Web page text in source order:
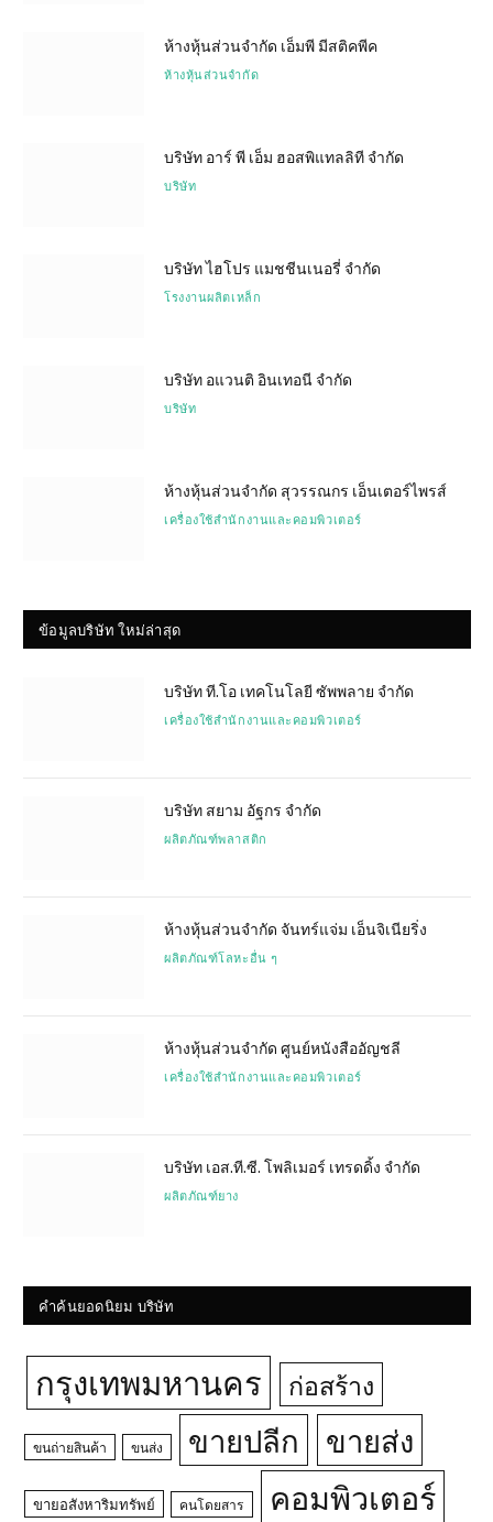
ห้างหุ้นส่วนจำกัด เอ็มพี มีสติคพีค
ห้างหุ้นส่วนจำกัด
บริษัท อาร์ พี เอ็ม ฮอสพิแทลลิที จำกัด
บริษัท
บริษัท ไฮโปร แมชชีนเนอรี่ จำกัด
โรงงานผลิตเหล็ก
บริษัท อแวนติ อินเทอนี จำกัด
บริษัท
ห้างหุ้นส่วนจำกัด สุวรรณกร เอ็นเตอร์ไพรส์
เครื่องใช้สำนักงานและคอมพิวเตอร์
ข้อมูลบริษัท ใหม่ล่าสุด
บริษัท ที.โอ เทคโนโลยี ซัพพลาย จำกัด
เครื่องใช้สำนักงานและคอมพิวเตอร์
บริษัท สยาม อัฐกร จำกัด
ผลิตภัณฑ์พลาสติก
ห้างหุ้นส่วนจำกัด จันทร์แจ่ม เอ็นจิเนียริ่ง
ผลิตภัณฑ์โลหะอื่น ๆ
ห้างหุ้นส่วนจำกัด ศูนย์หนังสืออัญชลี
เครื่องใช้สำนักงานและคอมพิวเตอร์
บริษัท เอส.ที.ซี. โพลิเมอร์ เทรดดิ้ง จำกัด
ผลิตภัณฑ์ยาง
คำค้นยอดนิยม บริษัท
กรุงเทพมหานคร ก่อสร้าง
ขนถ่ายสินค้า ขนส่ง ขายปลีก ขายส่ง
ขายอสังหาริมทรัพย์ คนโดยสาร คอมพิวเตอร์